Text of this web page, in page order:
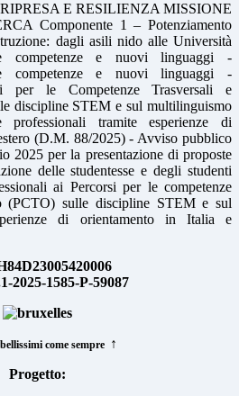
E RESILIENZA MISSIONE
Componente 1 – Potenziamento
dagli asili nido alle Università
competenze e nuovi linguaggi -
competenze e nuovi linguaggi -
per le Competenze Trasversali e
discipline STEM e sul multilinguismo
tramite esperienze di
(D.M. 88/2025) - Avviso pubblico
2025 per la presentazione di proposte
delle studentesse e degli studenti
ai Percorsi per le competenze
(PCTO) sulle discipline STEM e sul
di orientamento in Italia e
2025-1585-P-59087
come sempre
↑
Progetto: